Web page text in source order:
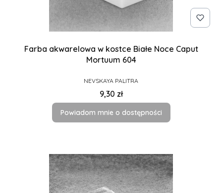
Farba akwarelowa w kostce Białe Noce Caput
Mortuum 604
PRODUCENT
NEVSKAYA PALITRA
Cena
9,30 zł
Powiadom mnie o dostępności